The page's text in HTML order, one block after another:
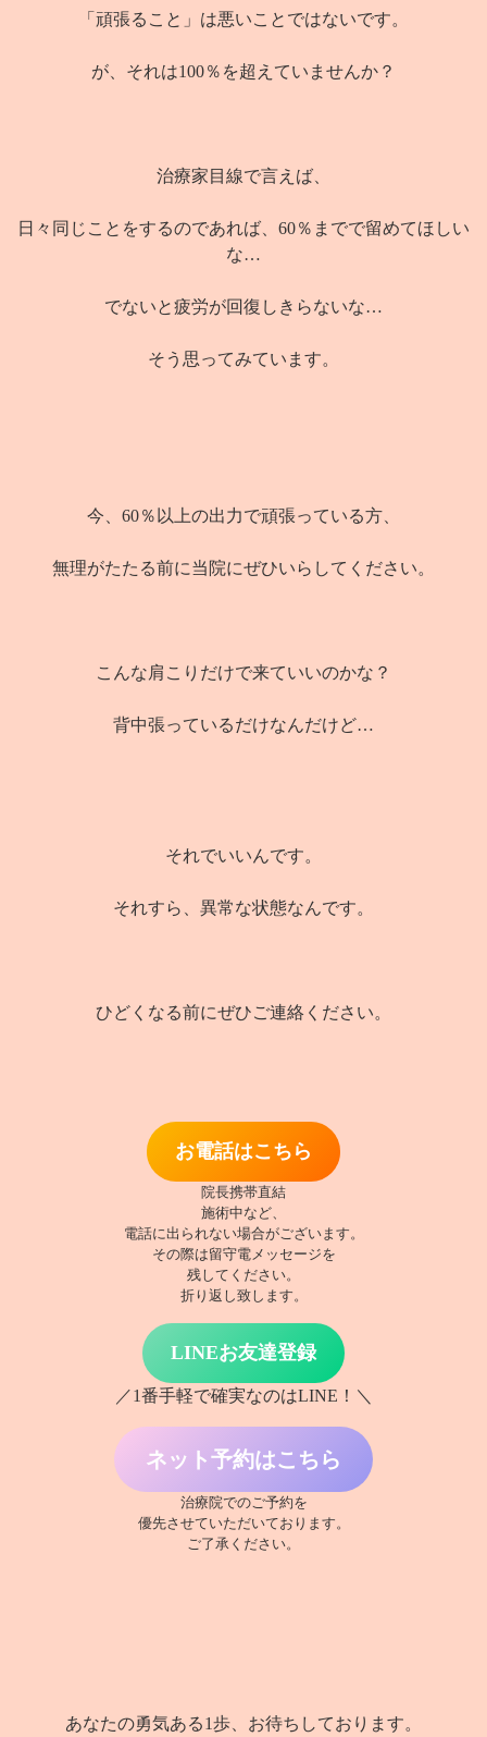
「頑張ること」は悪いことではないです。
が、それは100％を超えていませんか？
治療家目線で言えば、
日々同じことをするのであれば、60％までで留めてほしい
な…
でないと疲労が回復しきらないな…
そう思ってみています。
今、60％以上の出力で頑張っている方、
無理がたたる前に当院にぜひいらしてください。
こんな肩こりだけで来ていいのかな？
背中張っているだけなんだけど…
それでいいんです。
それすら、異常な状態なんです。
ひどくなる前にぜひご連絡ください。
お電話はこちら
院長携帯直結
施術中など、
電話に出られない場合がございます。
その際は留守電メッセージを
残してください。
折り返し致します。
LINEお友達登録
／1番手軽で確実なのはLINE！＼
ネット予約はこちら
治療院でのご予約を
優先させていただいております。
ご了承ください。
あなたの勇気ある1歩、お待ちしております。